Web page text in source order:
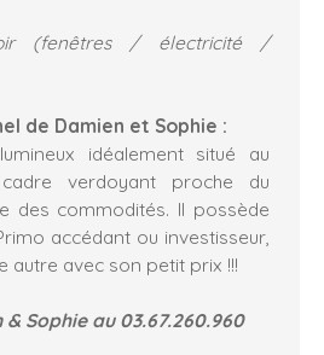
(fenêtres / électricité /
de Damien et Sophie :
idéalement situé au
verdoyant proche du
des commodités. Il possède
accédant ou investisseur,
autre avec son petit prix !!!
Sophie au 03.67.260.960